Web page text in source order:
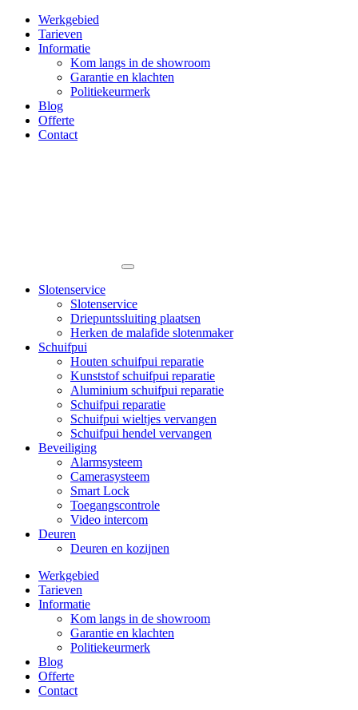
Werkgebied
Tarieven
Informatie
Kom langs in de showroom
Garantie en klachten
Politiekeurmerk
Blog
Offerte
Contact
Slotenservice
Slotenservice
Driepuntssluiting plaatsen
Herken de malafide slotenmaker
Schuifpui
Houten schuifpui reparatie
Kunststof schuifpui reparatie
Aluminium schuifpui reparatie
Schuifpui reparatie
Schuifpui wieltjes vervangen
Schuifpui hendel vervangen
Beveiliging
Alarmsysteem
Camerasysteem
Smart Lock
Toegangscontrole
Video intercom
Deuren
Deuren en kozijnen
Werkgebied
Tarieven
Informatie
Kom langs in de showroom
Garantie en klachten
Politiekeurmerk
Blog
Offerte
Contact